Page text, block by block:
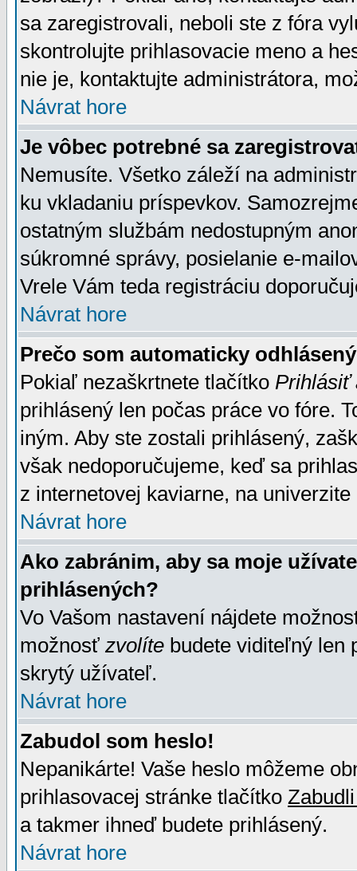
sa zaregistrovali, neboli ste z fóra
skontrolujte prihlasovacie meno a
nie je, kontaktujte administrátora,
Návrat hore
Je vôbec potrebné sa
Nemusíte. Všetko záleží na
ku vkladaniu príspevkov.
ostatným službám nedostupným
súkromné správy, posielanie e-
Vrele Vám teda registráciu
Návrat hore
Prečo som automaticky
Pokiaľ nezaškrtnete tlačítko Prihlásiť
prihlásený len počas práce vo fóre.
iným. Aby ste zostali prihlásený,
však nedoporučujeme, keď sa
z internetovej kaviarne, na univerzite
Návrat hore
Ako zabránim, aby sa moje
prihlásených?
Vo Vašom nastavení nájdete
možnosť zvolíte budete viditeľný len
skrytý užívateľ.
Návrat hore
Zabudol som heslo!
Nepanikárte! Vaše heslo môžeme
prihlasovacej stránke tlačítko
a takmer ihneď budete prihlásený.
Návrat hore